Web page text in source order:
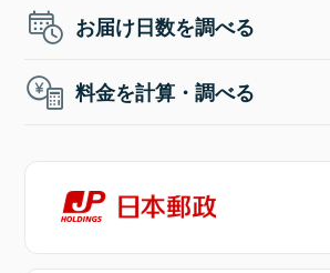
お届け日数を調べる
料金を計算・調べる